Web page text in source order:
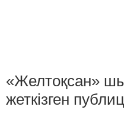
«Желтоқсан»
жеткізген